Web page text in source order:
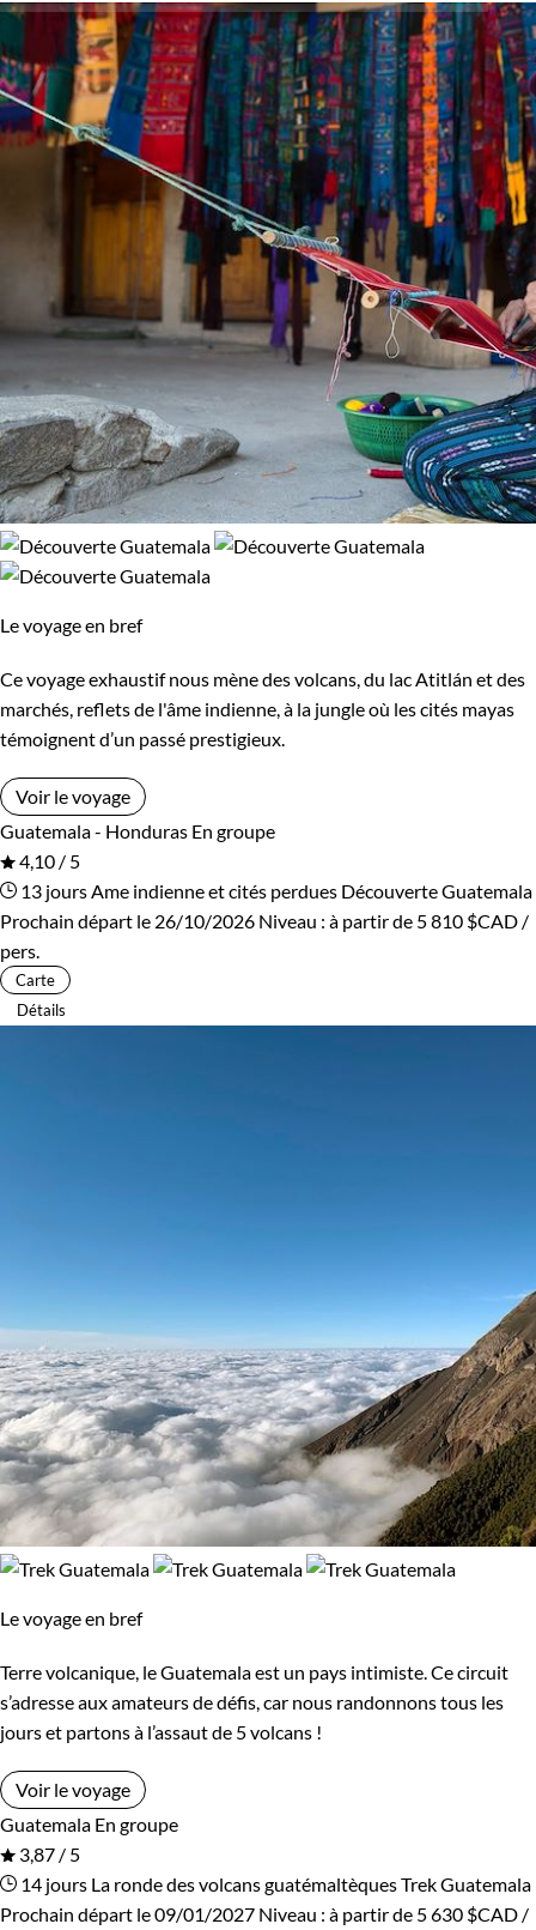
Voyages sur les volcansGuatemala
94% de satisfaction(34 avis)
Activité
Baignade - SnorkelingDécouverte
Randonnée
Âge des enfants
Les 14/16 ans
Environnement
Forêts, collines, rivières et lacs
Montagne
Patrimoine et Nature
Le voyage en bref
Ce voyage exhaustif nous mène des volcans, du lac Atitlán et des
marchés, reflets de l'âme indienne, à la jungle où les cités mayas
témoignent d’un passé prestigieux.
Voir le voyage
Guatemala - Honduras En groupe
4,10 / 5
13 jours Ame indienne et cités perdues Découverte Guatemala
Prochain départ le 26/10/2026 Niveau : à partir de 5 810 $CAD /
pers.
Carte
Détails
Le voyage en bref
Terre volcanique, le Guatemala est un pays intimiste. Ce circuit
s’adresse aux amateurs de défis, car nous randonnons tous les
jours et partons à l’assaut de 5 volcans !
Voir le voyage
Guatemala En groupe
3,87 / 5
14 jours La ronde des volcans guatémaltèquesTrek Guatemala
Prochain départ le 09/01/2027 Niveau : à partir de 5 630 $CAD /